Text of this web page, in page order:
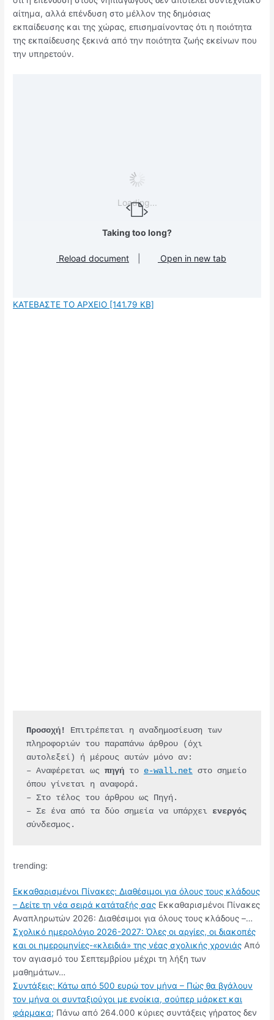
αίτημα, αλλά επένδυση στο μέλλον της δημόσιας
εκπαίδευσης και της χώρας, επισημαίνοντας ότι η ποιότητα
της εκπαίδευσης ξεκινά από την ποιότητα ζωής εκείνων που
την υπηρετούν.
Loading...
Taking too long?
Reload document Open in new tab
ΚΑΤΕΒΑΣΤΕ ΤΟ ΑΡΧΕΙΟ [141.79 KB]
Προσοχή!
Επιτρέπεται η αναδημοσίευση των
πληροφοριών του παραπάνω άρθρου (όχι
αυτολεξεί) ή μέρους αυτών μόνο αν:
– Αναφέρεται ως πηγή το e-wall.net στο σημείο
όπου γίνεται η αναφορά.
– Στο τέλος του άρθρου ως Πηγή.
– Σε ένα από τα δύο σημεία να υπάρχει
ενεργός
σύνδεσμος.
trending:
Εκκαθαρισμένοι Πίνακες: Διαθέσιμοι για όλους τους κλάδους
– Δείτε τη νέα σειρά κατάταξής σας Εκκαθαρισμένοι Πίνακες
Αναπληρωτών 2026: Διαθέσιμοι για όλους τους κλάδους –…
Σχολικό ημερολόγιο 2026-2027: Όλες οι αργίες, οι διακοπές
και οι ημερομηνίες-«κλειδιά» της νέας σχολικής χρονιάς Από
τον αγιασμό του Σεπτεμβρίου μέχρι τη λήξη των
μαθημάτων…
Συντάξεις: Κάτω από 500 ευρώ τον μήνα – Πώς θα βγάλουν
τον μήνα οι συνταξιούχοι με ενοίκια, σούπερ μάρκετ και
φάρμακα; Πάνω από 264.000 κύριες συντάξεις γήρατος δεν